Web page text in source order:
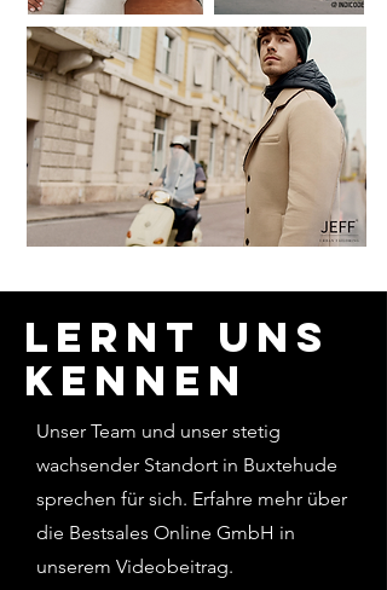
Lernt uns
kennen
Unser Team und unser stetig
wachsender Standort in Buxtehude
sprechen für sich. Erfahre mehr über
die Bestsales Online GmbH in
unserem Videobeitrag.